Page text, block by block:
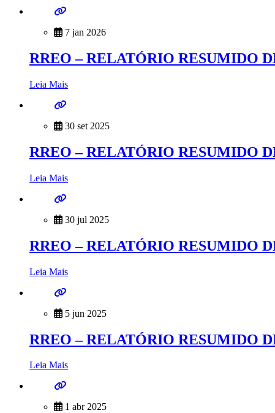
7 jan 2026
RREO – RELATÓRIO RESUMIDO
Leia Mais
30 set 2025
RREO – RELATÓRIO RESUMIDO
Leia Mais
30 jul 2025
RREO – RELATÓRIO RESUMIDO
Leia Mais
5 jun 2025
RREO – RELATÓRIO RESUMIDO
Leia Mais
1 abr 2025